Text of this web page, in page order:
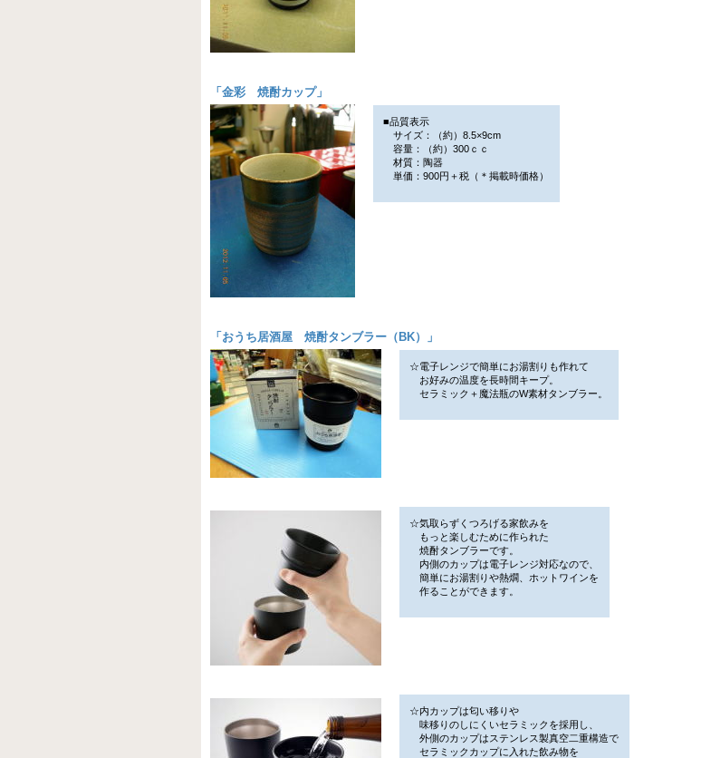
「 金彩 焼酎カップ」
■品質表示
サイズ：（約）8.5×9cm
容量：（約）300ｃｃ
材質：陶器
単価：900円＋税（＊掲載時価格）
「 おうち居酒屋 焼酎タンブラー（BK） 」
☆電子レンジで簡単にお湯割りも作れて
お好みの温度を長時間キープ。
セラミック＋魔法瓶のW素材タンブラー。
☆気取らずくつろげる家飲みを
もっと楽しむために作られた
焼酎タンブラーです。
内側のカップは電子レンジ対応なので、
簡単にお湯割りや熱燗、ホットワインを
作ることができます。
☆内カップは匂い移りや
味移りのしにくいセラミックを採用し、
外側のカップはステンレス製真空二重構造で
セラミックカップに入れた飲み物を